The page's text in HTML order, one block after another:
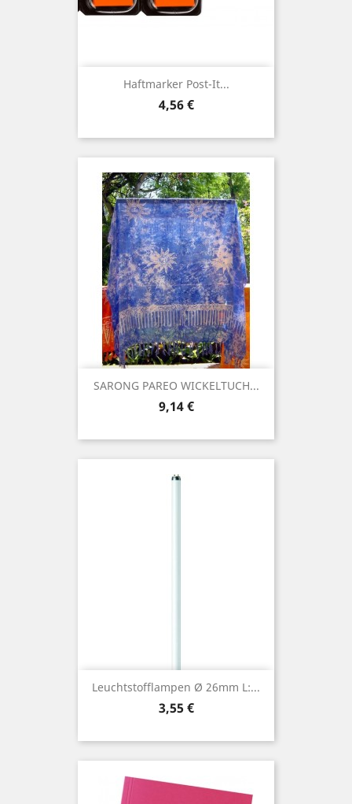
Haftmarker Post-It...
Preis
4,56 €
SARONG PAREO WICKELTUCH...
Preis
9,14 €
Leuchtstofflampen Ø 26mm L:...
Preis
3,55 €